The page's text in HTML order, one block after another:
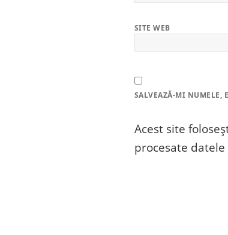
SITE WEB
SALVEAZĂ-MI NUMELE,
Acest site
procesate